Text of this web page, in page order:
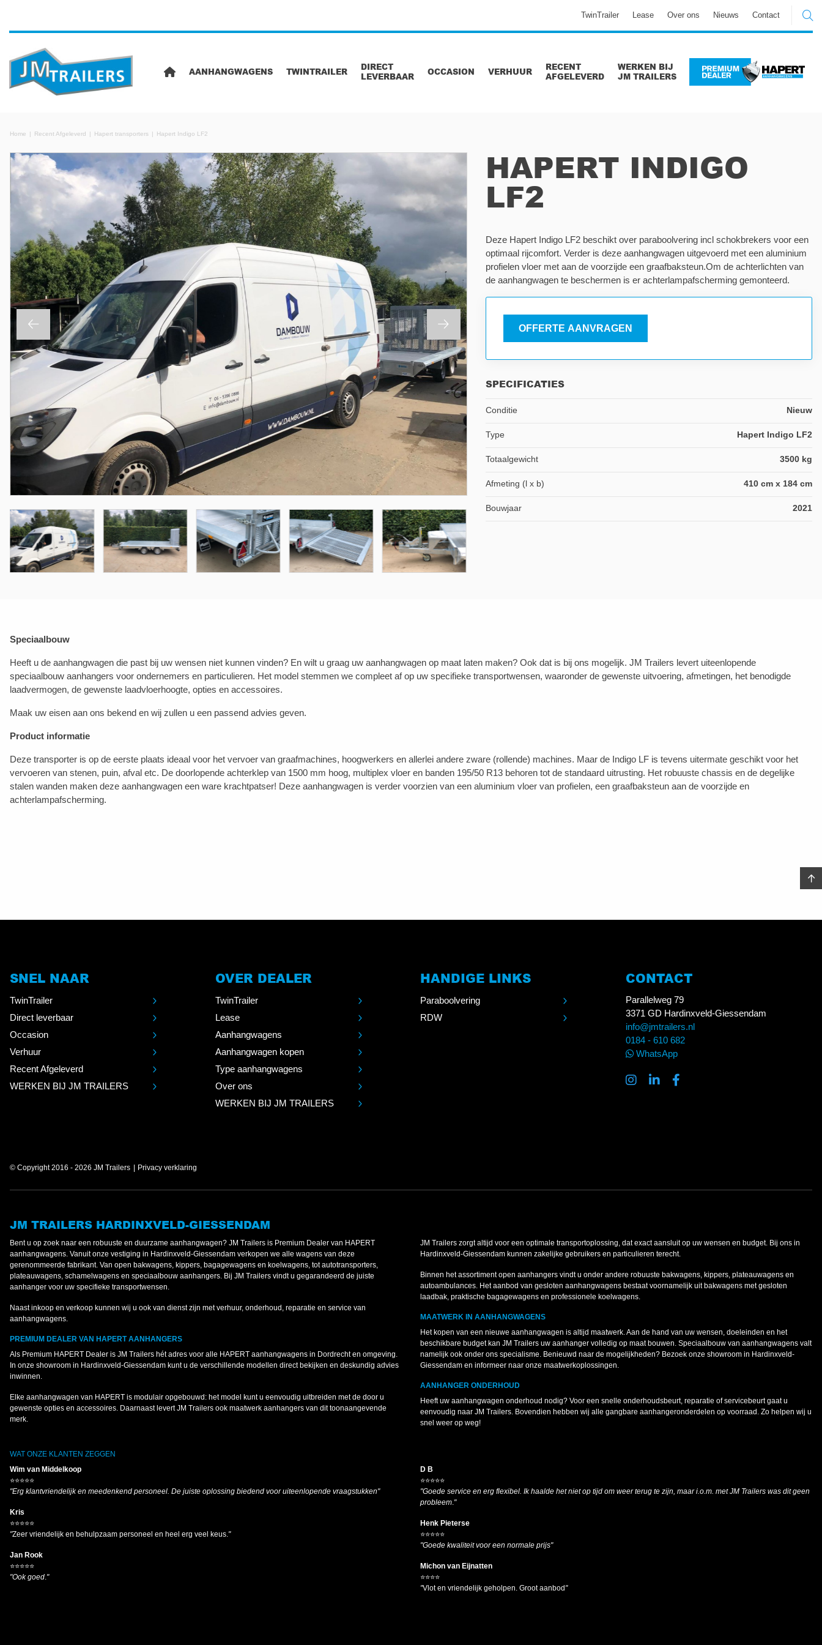
TwinTrailer Lease Over ons Nieuws Contact
AANHANGWAGENS TWINTRAILER
DIRECT
LEVERBAAR
OCCASION VERHUUR
RECENT
AFGELEVERD
WERKEN BIJ
JM TRAILERS
Home Recent Afgeleverd Hapert transporters Hapert Indigo LF2
HAPERT INDIGO
LF2
Deze Hapert Indigo LF2 beschikt over paraboolvering incl schokbrekers voor een
optimaal rijcomfort. Verder is deze aanhangwagen uitgevoerd met een aluminium
profielen vloer met aan de voorzijde een graafbaksteun.Om de achterlichten van
de aanhangwagen te beschermen is er achterlampafscherming gemonteerd.
OFFERTE AANVRAGEN
SPECIFICATIES
Conditie Nieuw
Type Hapert Indigo LF2
Totaalgewicht 3500 kg
Afmeting (l x b) 410 cm x 184 cm
Bouwjaar 2021
Speciaalbouw
Heeft u de aanhangwagen die past bij uw wensen niet kunnen vinden? En wilt u graag uw aanhangwagen op maat laten maken? Ook dat is bij ons mogelijk. JM Trailers levert uiteenlopende
speciaalbouw aanhangers voor ondernemers en particulieren. Het model stemmen we compleet af op uw specifieke transportwensen, waaronder de gewenste uitvoering, afmetingen, het benodigde
laadvermogen, de gewenste laadvloerhoogte, opties en accessoires.
Maak uw eisen aan ons bekend en wij zullen u een passend advies geven.
Product informatie
Deze transporter is op de eerste plaats ideaal voor het vervoer van graafmachines, hoogwerkers en allerlei andere zware (rollende) machines. Maar de Indigo LF is tevens uitermate geschikt voor het
vervoeren van stenen, puin, afval etc. De doorlopende achterklep van 1500 mm hoog, multiplex vloer en banden 195/50 R13 behoren tot de standaard uitrusting. Het robuuste chassis en de degelijke
stalen wanden maken deze aanhangwagen een ware krachtpatser! Deze aanhangwagen is verder voorzien van een aluminium vloer van profielen, een graafbaksteun aan de voorzijde en
achterlampafscherming.
SNEL NAAR
TwinTrailer
Direct leverbaar
Occasion
Verhuur
Recent Afgeleverd
WERKEN BIJ JM TRAILERS
OVER DEALER
TwinTrailer
Lease
Aanhangwagens
Aanhangwagen kopen
Type aanhangwagens
Over ons
WERKEN BIJ JM TRAILERS
HANDIGE LINKS
Paraboolvering
RDW
CONTACT
Parallelweg 79
3371 GD Hardinxveld-Giessendam
info@jmtrailers.nl
0184 - 610 682
WhatsApp
© Copyright 2016 - 2026 JM Trailers Privacy verklaring
JM TRAILERS HARDINXVELD-GIESSENDAM
Bent u op zoek naar een robuuste en duurzame aanhangwagen? JM Trailers is Premium Dealer van HAPERT
aanhangwagens. Vanuit onze vestiging in Hardinxveld-Giessendam verkopen we alle wagens van deze
gerenommeerde fabrikant. Van open bakwagens, kippers, bagagewagens en koelwagens, tot autotransporters,
plateauwagens, schamelwagens en speciaalbouw aanhangers. Bij JM Trailers vindt u gegarandeerd de juiste
aanhanger voor uw specifieke transportwensen.
Naast inkoop en verkoop kunnen wij u ook van dienst zijn met verhuur, onderhoud, reparatie en service van
aanhangwagens.
PREMIUM DEALER VAN HAPERT AANHANGERS
Als Premium HAPERT Dealer is JM Trailers hét adres voor alle HAPERT aanhangwagens in Dordrecht en omgeving.
In onze showroom in Hardinxveld-Giessendam kunt u de verschillende modellen direct bekijken en deskundig advies
inwinnen.
Elke aanhangwagen van HAPERT is modulair opgebouwd: het model kunt u eenvoudig uitbreiden met de door u
gewenste opties en accessoires. Daarnaast levert JM Trailers ook maatwerk aanhangers van dit toonaangevende
merk.
WAT ONZE KLANTEN ZEGGEN
Wim van Middelkoop
⭐⭐⭐⭐⭐
"Erg klantvriendelijk en meedenkend personeel. De juiste oplossing biedend voor uiteenlopende vraagstukken"
Kris
⭐⭐⭐⭐⭐
"Zeer vriendelijk en behulpzaam personeel en heel erg veel keus."
Jan Rook
⭐⭐⭐⭐⭐
"Ook goed."
JM Trailers zorgt altijd voor een optimale transportoplossing, dat exact aansluit op uw wensen en budget. Bij ons in
Hardinxveld-Giessendam kunnen zakelijke gebruikers en particulieren terecht.
Binnen het assortiment open aanhangers vindt u onder andere robuuste bakwagens, kippers, plateauwagens en
autoambulances. Het aanbod van gesloten aanhangwagens bestaat voornamelijk uit bakwagens met gesloten
laadbak, praktische bagagewagens en professionele koelwagens.
MAATWERK IN AANHANGWAGENS
Het kopen van een nieuwe aanhangwagen is altijd maatwerk. Aan de hand van uw wensen, doeleinden en het
beschikbare budget kan JM Trailers uw aanhanger volledig op maat bouwen. Speciaalbouw van aanhangwagens valt
namelijk ook onder ons specialisme. Benieuwd naar de mogelijkheden? Bezoek onze showroom in Hardinxveld-
Giessendam en informeer naar onze maatwerkoplossingen.
AANHANGER ONDERHOUD
Heeft uw aanhangwagen onderhoud nodig? Voor een snelle onderhoudsbeurt, reparatie of servicebeurt gaat u
eenvoudig naar JM Trailers. Bovendien hebben wij alle gangbare aanhangeronderdelen op voorraad. Zo helpen wij u
snel weer op weg!
D B
⭐⭐⭐⭐⭐
"Goede service en erg flexibel. Ik haalde het niet op tijd om weer terug te zijn, maar i.o.m. met JM Trailers was dit geen
probleem."
Henk Pieterse
⭐⭐⭐⭐⭐
"Goede kwaliteit voor een normale prijs"
Michon van Eijnatten
⭐⭐⭐⭐
"Vlot en vriendelijk geholpen. Groot aanbod "